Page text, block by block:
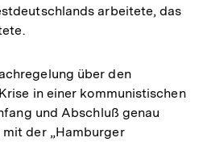
arbeitete, das
über den
in einer kommunistischen
und Abschluß genau
der „Hamburger